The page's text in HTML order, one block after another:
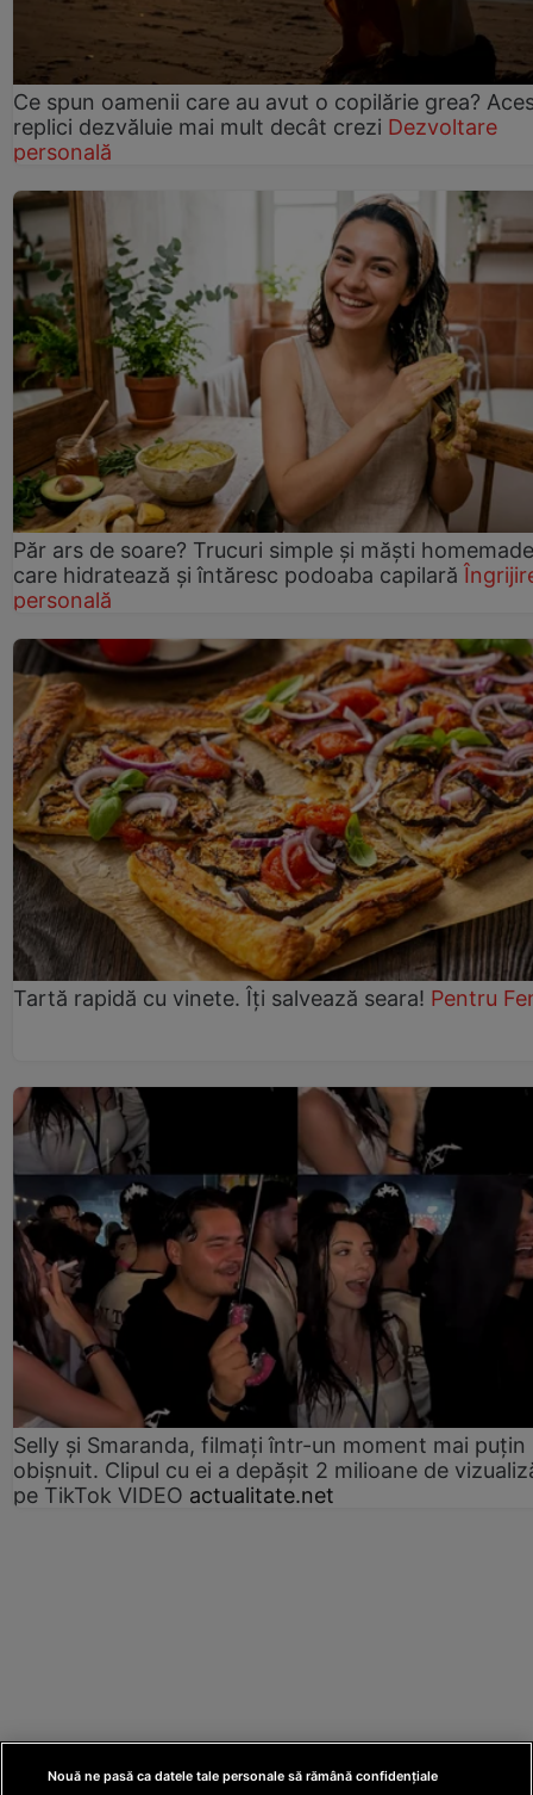
Ce spun oamenii care au avut o copilărie grea?
replici dezvăluie mai mult decât crezi Dezvoltare
personală
Păr ars de soare? Trucuri simple și măști homemade
care hidratează și întăresc podoaba capilară
personală
Tartă rapidă cu vinete. Îți salvează seara! Pentru
Selly și Smaranda, filmați într-un moment mai puțin
obișnuit. Clipul cu ei a depășit 2 milioane de
pe TikTok VIDEO actualitate.net
Nouă ne pasă ca datele tale personale să rămână confidențiale